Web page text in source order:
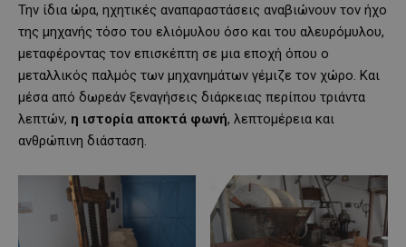
Την ίδια ώρα, ηχητικές αναπαραστάσεις αναβιώνουν τον ήχο
της μηχανής τόσο του ελιόμυλου όσο και του αλευρόμυλου,
μεταφέροντας τον επισκέπτη σε μια εποχή όπου ο
μεταλλικός παλμός των μηχανημάτων γέμιζε τον χώρο. Και
μέσα από δωρεάν ξεναγήσεις διάρκειας περίπου τριάντα
λεπτών, η ιστορία αποκτά φωνή, λεπτομέρεια και
ανθρώπινη διάσταση.